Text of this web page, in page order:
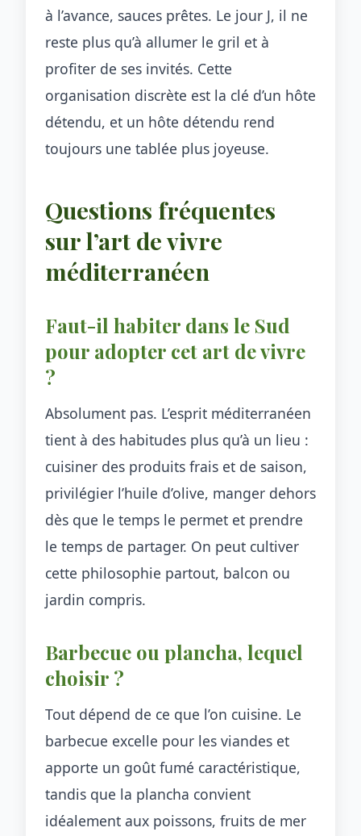
à l’avance, sauces prêtes. Le jour J, il ne
reste plus qu’à allumer le gril et à
profiter de ses invités. Cette
organisation discrète est la clé d’un hôte
détendu, et un hôte détendu rend
toujours une tablée plus joyeuse.
Questions fréquentes
sur l’art de vivre
méditerranéen
Faut-il habiter dans le Sud
pour adopter cet art de vivre
?
Absolument pas. L’esprit méditerranéen
tient à des habitudes plus qu’à un lieu :
cuisiner des produits frais et de saison,
privilégier l’huile d’olive, manger dehors
dès que le temps le permet et prendre
le temps de partager. On peut cultiver
cette philosophie partout, balcon ou
jardin compris.
Barbecue ou plancha, lequel
choisir ?
Tout dépend de ce que l’on cuisine. Le
barbecue excelle pour les viandes et
apporte un goût fumé caractéristique,
tandis que la plancha convient
idéalement aux poissons, fruits de mer